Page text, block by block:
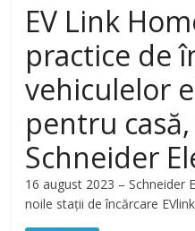
EV Link
practice de
vehiculelor
pentru
Schneider
16 august 2023 – Schneider
noile stații de încărcare